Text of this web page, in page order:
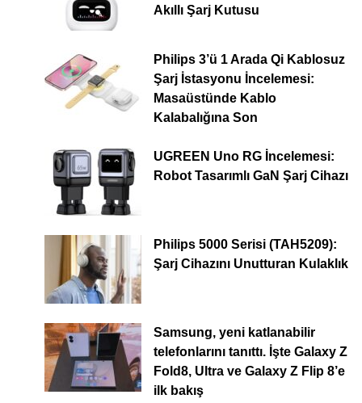
Akıllı Şarj Kutusu
Philips 3’ü 1 Arada Qi Kablosuz
Şarj İstasyonu İncelemesi:
Masaüstünde Kablo
Kalabalığına Son
UGREEN Uno RG İncelemesi:
Robot Tasarımlı GaN Şarj Cihazı
Philips 5000 Serisi (TAH5209):
Şarj Cihazını Unutturan Kulaklık
Samsung, yeni katlanabilir
telefonlarını tanıttı. İşte Galaxy Z
Fold8, Ultra ve Galaxy Z Flip 8’e
ilk bakış